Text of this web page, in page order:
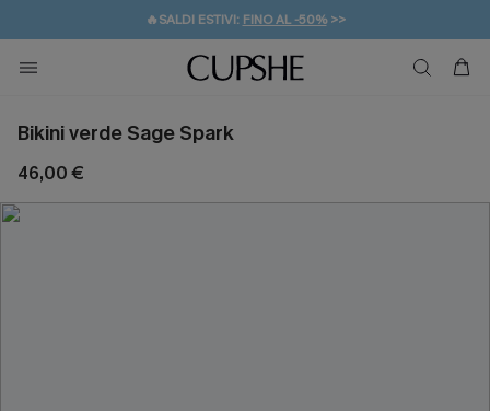
🔥SALDI ESTIVI: FINO AL -50%>>
🚚SPEDIZIONE GRATUITA DA 49€
💌REGALO PER I NUOVI: 20% DI SCONTO*
Bikini verde Sage Spark
46,00 €